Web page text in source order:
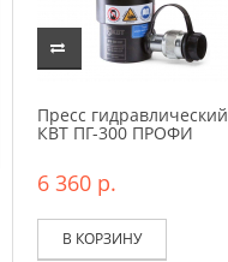
Пресс гидравлический
КВТ ПГ-300 ПРОФИ
6 360 р.
В КОРЗИНУ